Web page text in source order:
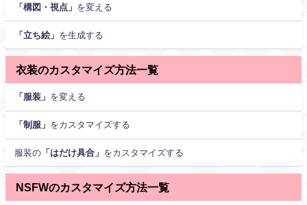
「構図・視点」 を変える
「立ち絵」 を生成する
衣装のカスタマイズ方法一覧
「服装」 を変える
「制服」 をカスタマイズする
服装の「はだけ具合」 をカスタマイズする
NSFWのカスタマイズ方法一覧